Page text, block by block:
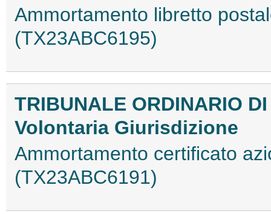
Ammortamento libretto
(TX23ABC6195)
TRIBUNALE ORDINARIO
Volontaria Giurisdizione
Ammortamento certificato
(TX23ABC6191)